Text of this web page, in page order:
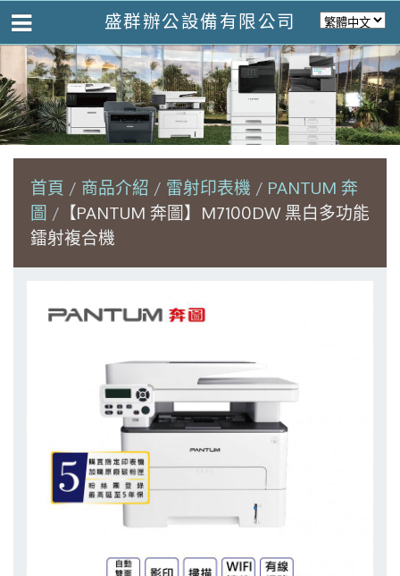
盛群辦公設備有限公司
首頁 商品介紹 雷射印表機
PANTUM 奔
圖
【PANTUM 奔圖】M7100DW 黑白多功能
鐳射複合機